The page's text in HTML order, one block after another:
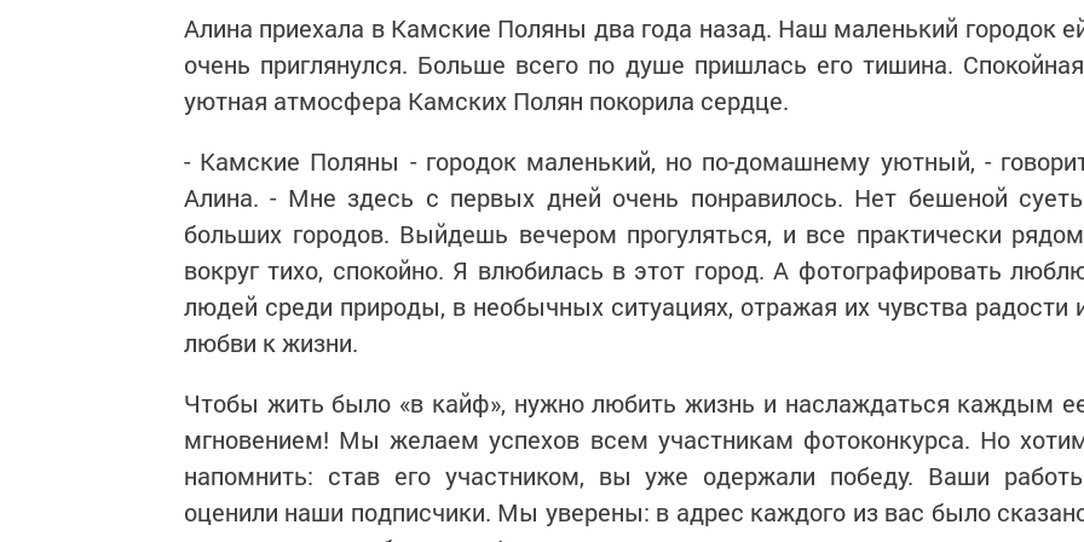
Алина приехала в Камские Поляны два года назад. Наш маленький городок
очень приглянулся. Больше всего по душе пришлась его тишина.
уютная атмосфера Камских Полян покорила сердце.
- Камские Поляны - городок маленький, но по-домашнему уютный, -
Алина. - Мне здесь с первых дней очень понравилось. Нет бешеной
больших городов. Выйдешь вечером прогуляться, и все практически
вокруг тихо, спокойно. Я влюбилась в этот город. А фотографировать
людей среди природы, в необычных ситуациях, отражая их чувства радости
любви к жизни.
Чтобы жить было «в кайф», нужно любить жизнь и наслаждаться каждым
мгновением! Мы желаем успехов всем участникам фотоконкурса. Но
напомнить: став его участником, вы уже одержали победу. Ваши
оценили наши подписчики. Мы уверены: в адрес каждого из вас было